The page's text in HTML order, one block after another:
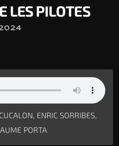
LES PILOTES
2024
ENRIC SORRIBES,
PORTA